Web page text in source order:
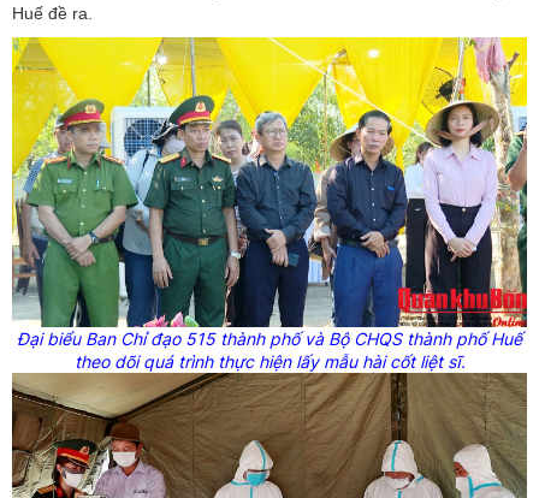
Huế đề ra.
Đại biểu Ban Chỉ đạo 515 thành phố và Bộ CHQS thành phố Huế
theo dõi quá trình thực hiện lấy mẫu hài cốt liệt sĩ.